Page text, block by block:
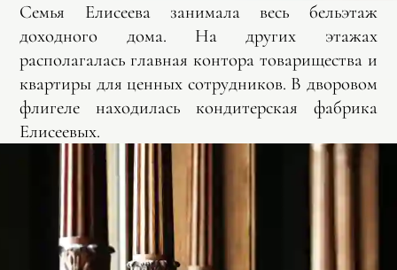
Семья Елисеева занимала весь бельэтаж
доходного дома. На других этажах
располагалась главная контора товарищества и
квартиры для ценных сотрудников. В дворовом
флигеле находилась кондитерская фабрика
Елисеевых.